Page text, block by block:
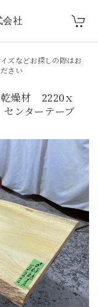
会社
ズなどお探しの際はお
さい
燥材 2220ｘ
ンターテーブ